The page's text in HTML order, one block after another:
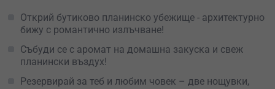
Открий бутиково планинско убежище - архитектурно
бижу с романтично излъчване!
Събуди се с аромат на домашна закуска и свеж
планински въздух!
Резервирай за теб и любим човек – две нощувки,